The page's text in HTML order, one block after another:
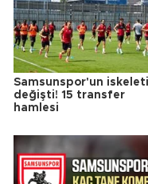
Samsunspor'un iskeleti
değişti! 15 transfer
hamlesi